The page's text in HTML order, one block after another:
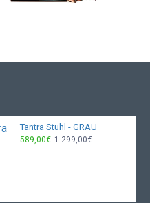
Tantra Stuhl - GRAU
589,00€ 1.299,00€